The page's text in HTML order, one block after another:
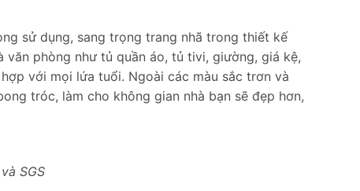
sử dụng, sang trọng trang nhã trong thiết kế
phòng như tủ quần áo, tủ tivi, giường, giá kệ,
với mọi lứa tuổi. Ngoài các màu sắc trơn và
tróc, làm cho không gian nhà bạn sẽ đẹp hơn,
SGS